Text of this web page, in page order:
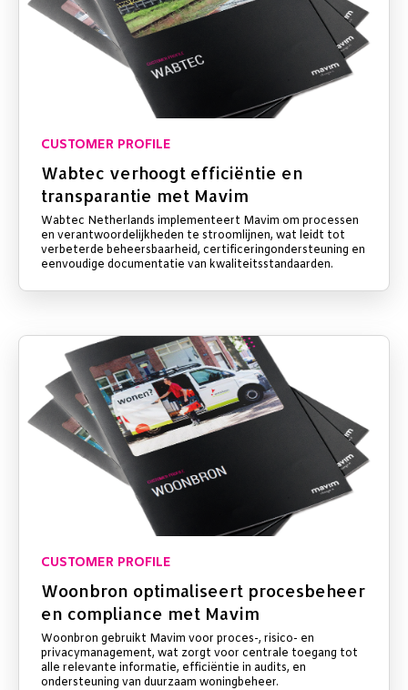
CUSTOMER PROFILE
Wabtec verhoogt efficiëntie en
transparantie met Mavim
Wabtec Netherlands implementeert Mavim om processen
en verantwoordelijkheden te stroomlijnen, wat leidt tot
verbeterde beheersbaarheid, certificeringondersteuning en
eenvoudige documentatie van kwaliteitsstandaarden.
CUSTOMER PROFILE
Woonbron optimaliseert procesbeheer
en compliance met Mavim
Woonbron gebruikt Mavim voor proces-, risico- en
privacymanagement, wat zorgt voor centrale toegang tot
alle relevante informatie, efficiëntie in audits, en
ondersteuning van duurzaam woningbeheer.